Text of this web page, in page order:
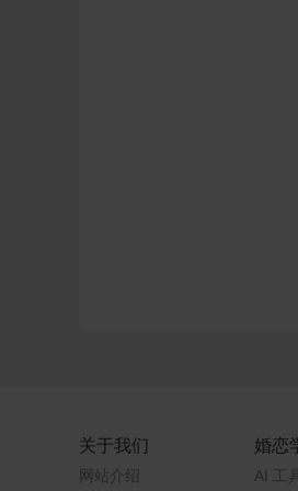
关于我们
网站介绍
婚恋
AI 工具